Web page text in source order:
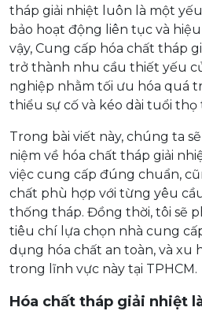
tháp giải nhiệt luôn là một
bảo hoạt động liên tục và
vậy, Cung cấp hóa chất tháp
trở thành nhu cầu thiết yếu
nghiệp nhằm tối ưu hóa quá
thiểu sự cố và kéo dài tuổi thọ
Trong bài viết này, chúng ta
niệm về hóa chất tháp giải
việc cung cấp đúng chuẩn,
chất phù hợp với từng yêu
thống tháp. Đồng thời, tôi sẽ
tiêu chí lựa chọn nhà cung
dụng hóa chất an toàn, và xu
trong lĩnh vực này tại TPHCM.
Hóa chất tháp giải nhiệt